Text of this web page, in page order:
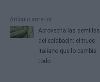
Artículo anterior
Aprovecha las semillas
del calabacín: el truco
italiano que lo cambia
todo